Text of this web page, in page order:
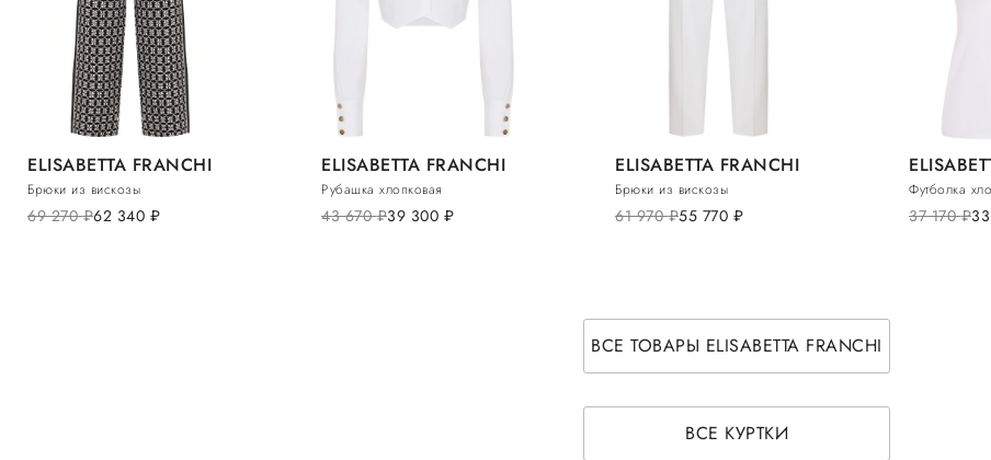
ELISABETTA FRANCHI
Брюки из вискозы
69 270руб.62 340 руб.
ELISABETTA FRANCHI
Рубашка хлопковая
43 670руб.39 300 руб.
ELISABETTA FRANCHI
Брюки из вискозы
61 970руб.55 770 руб.
Футболка
37 170руб.
ВСЕ ТОВАРЫ ELISABETTA FRANCHI
ВСЕ КУРТКИ